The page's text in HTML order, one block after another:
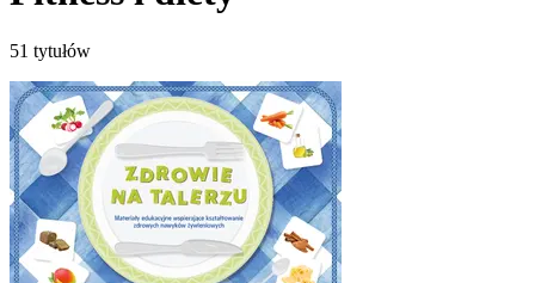
51 tytułów